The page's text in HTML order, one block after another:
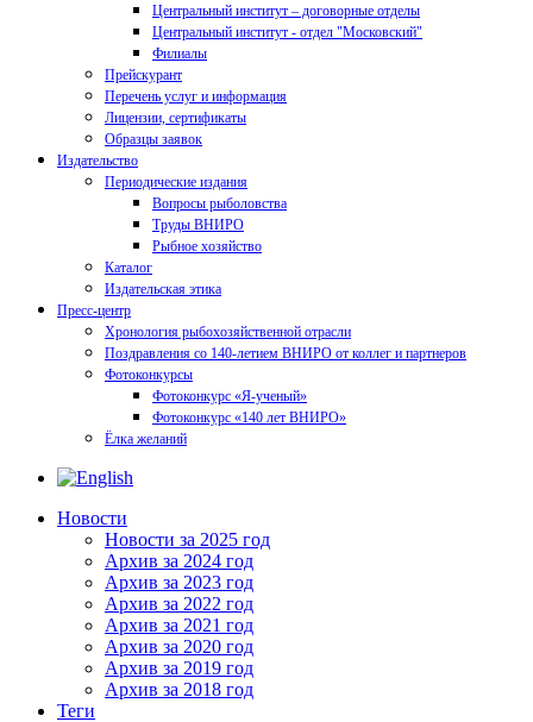
Центральный институт – договорные отделы
Центральный институт - отдел "Московский"
Филиалы
Прейскурант
Перечень услуг и информация
Лицензии, сертификаты
Образцы заявок
Издательство
Периодические издания
Вопросы рыболовства
Труды ВНИРО
Рыбное хозяйство
Каталог
Издательская этика
Пресс-центр
Хронология рыбохозяйственной отрасли
Поздравления со 140-летием ВНИРО от коллег и партнеров
Фотоконкурсы
Фотоконкурс «Я-ученый»
Фотоконкурс «140 лет ВНИРО»
Ёлка желаний
Новости
Новости за 2025 год
Архив за 2024 год
Архив за 2023 год
Архив за 2022 год
Архив за 2021 год
Архив за 2020 год
Архив за 2019 год
Архив за 2018 год
Теги